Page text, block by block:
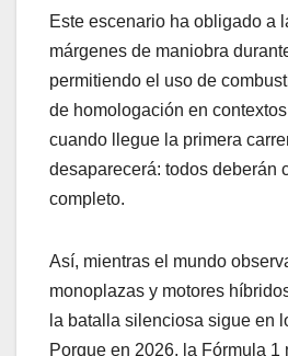
Este escenario ha obligado a
márgenes de maniobra
permitiendo el uso de
de homologación en
cuando llegue la primera
desaparecerá: todos deberán
completo.
Así, mientras el mundo
monoplazas y motores
la batalla silenciosa sigue en
Porque en 2026, la Fórmula 1